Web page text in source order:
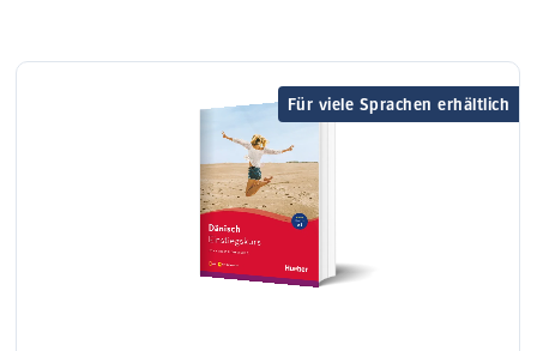
Für viele Sprachen erhältlich